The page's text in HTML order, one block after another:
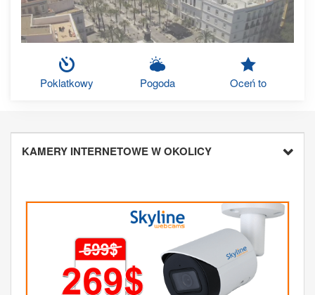
Poklatkowy Pogoda Oceń to
KAMERY INTERNETOWE W OKOLICY